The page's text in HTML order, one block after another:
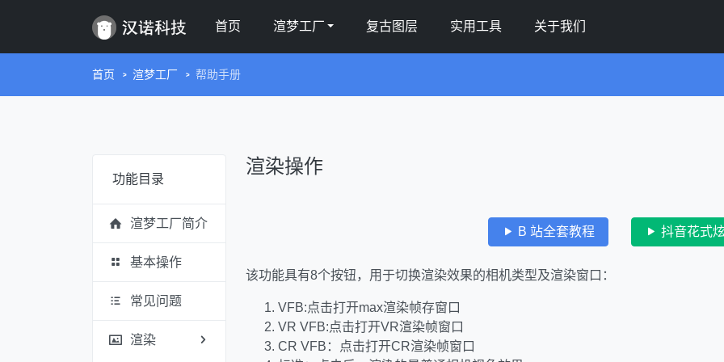
首页 渲梦工厂 复古图层 实用工具 关于我们
首页 渲梦工厂 帮助手册
渲染操作
B 站全套教程 抖音花式
该功能具有8个按钮，用于切换渲染效果的相机类型及渲染窗口：
VFB:点击打开max渲染帧存窗口
VR VFB:点击打开VR渲染帧窗口
CR VFB：点击打开CR渲染帧窗口
功能目录
渲梦工厂简介
基本操作
常见问题
渲染